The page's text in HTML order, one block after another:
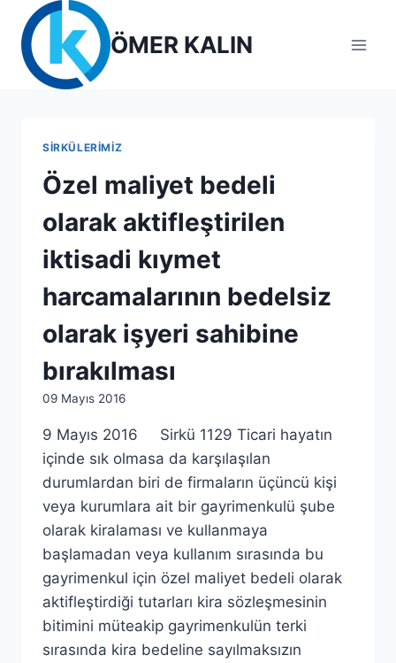
content
ÖMER KALIN
SIRKÜLERIMIZ
Özel maliyet bedeli
olarak aktifleştirilen
iktisadi kıymet
harcamalarının bedelsiz
olarak işyeri sahibine
bırakılması
By
09 Mayıs 2016
9 Mayıs 2016 Sirkü 1129 Ticari hayatın
içinde sık olmasa da karşılaşılan
durumlardan biri de firmaların üçüncü kişi
veya kurumlara ait bir gayrimenkulü şube
olarak kiralaması ve kullanmaya
başlamadan veya kullanım sırasında bu
gayrimenkul için özel maliyet bedeli olarak
aktifleştirdiği tutarları kira sözleşmesinin
bitimini müteakip gayrimenkulün terki
sırasında kira bedeline sayılmaksızın